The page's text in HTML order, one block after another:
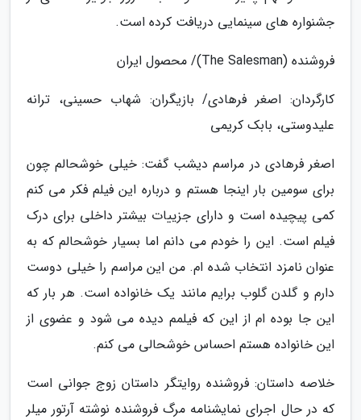
جشنواره های سینمایی دریافت کرده است.
فروشنده (The Salesman)/ محصول ایران
کارگردان: اصغر فرهادی/ بازیگران: شهاب حسینی، ترانه
علیدوستی، بابک کریمی
اصغر فرهادی در مراسم دیشب گفت: خیلی خوشحالم چون
برای سومین بار اینجا هستم و درباره این فیلم فکر می کنم
کمی پیچیده است و دارای جزییات بیشتر داخلی برای درک
فیلم است. این را خودم می دانم اما بسیار خوشحالم که به
عنوان نامزد انتخاب شده ام. من این مراسم را خیلی دوست
دارم و گلدن گلوب برایم مانند یک خانواده است. هر بار که
این جا بوده ام از این که فیلمم دیده می شود و عضوی از
این خانواده هستم احساس خوشحالی می کنم.
خلاصه داستان: فروشنده روایتگر داستان زوج جوانی است
که در حال اجرای نمایشنامه مرگ فروشنده نوشته آرتور میلر